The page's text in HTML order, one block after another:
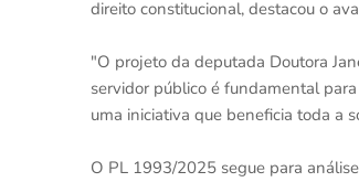
direito constitucional, destacou o
"O projeto da deputada Doutora
servidor público é fundamental
uma iniciativa que beneficia toda a
O PL 1993/2025 segue para